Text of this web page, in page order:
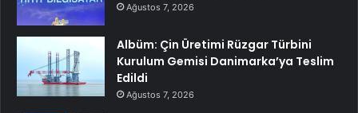
Ağustos 7, 2026
Albüm: Çin Üretimi Rüzgar Türbini
Kurulum Gemisi Danimarka’ya Teslim
Edildi
Ağustos 7, 2026